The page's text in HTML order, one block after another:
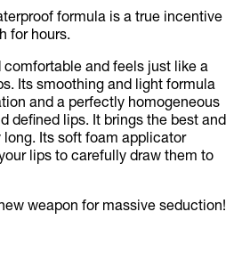
formula is a true incentive
for hours.
comfortable and feels just like a
Its smoothing and light formula
and a perfectly homogeneous
defined lips. It brings the best and
Its soft foam applicator
lips to carefully draw them to
weapon for massive seduction!